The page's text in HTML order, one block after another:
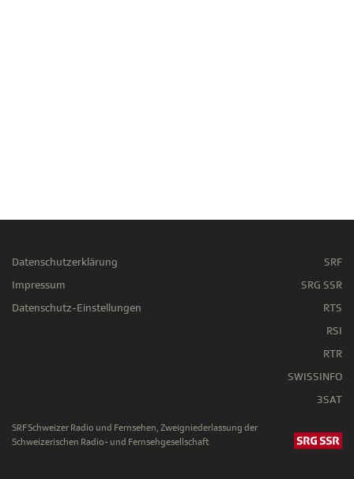
Datenschutzerklärung
Impressum
Datenschutz-Einstellungen
SRF
SRG SSR
RTS
RSI
RTR
SWISSINFO
3SAT
SRF Schweizer Radio und Fernsehen, Zweigniederlassung der
Schweizerischen Radio- und Fernsehgesellschaft